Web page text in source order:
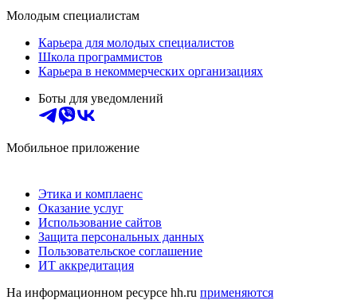
Молодым специалистам
Карьера для молодых специалистов
Школа программистов
Карьера в некоммерческих организациях
Боты для уведомлений
Мобильное приложение
Этика и комплаенс
Оказание услуг
Использование сайтов
Защита персональных данных
Пользовательское соглашение
ИТ аккредитация
На информационном ресурсе hh.ru применяются